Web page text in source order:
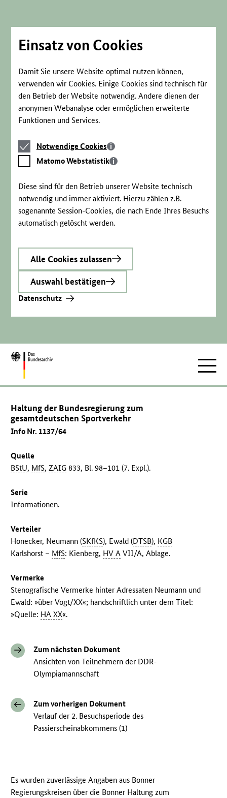
Einsatz von Cookies
Damit Sie unsere Website optimal nutzen können,
verwenden wir Cookies. Einige Cookies sind technisch für
den Betrieb der Website notwendig. Andere dienen der
anonymen Webanalyse oder ermöglichen erweiterte
Funktionen und Services.
Notwendige
Cookies
Notwendige Cookies
Matomo
Webstatistik
Matomo Webstatistik
Diese sind für den Betrieb unserer Website technisch
notwendig und immer aktiviert. Hierzu zählen z.B.
sogenannte Session-Cookies, die nach Ende Ihres Besuchs
automatisch gelöscht werden.
Alle Cookies zulassen
Auswahl bestätigen
Datenschutz
Zur
Haltung der Bundesregierung zum
gesamtdeutschen Sportverkehr
Info Nr. 1137/64
Quelle
BStU, MfS,ZAIG 833, Bl. 98–101 (7. Expl.).
Serie
Informationen.
Verteiler
Honecker, Neumann (SKfKS), Ewald (DTSB), KGB
Karlshorst – MfS: Kienberg, HV A VII/A, Ablage.
Vermerke
Stenografische Vermerke hinter Adressaten Neumann und
Ewald: »über Vogt/XX«; handschriftlich unter dem Titel:
»Quelle: HA XX«.
Zum nächsten Dokument
Ansichten von Teilnehmern der DDR-
Olympiamannschaft
Zum vorherigen Dokument
Verlauf der 2. Besuchsperiode des
Passierscheinabkommens (1)
Es wurden zuverlässige Angaben aus Bonner
Regierungskreisen über die Bonner Haltung zum